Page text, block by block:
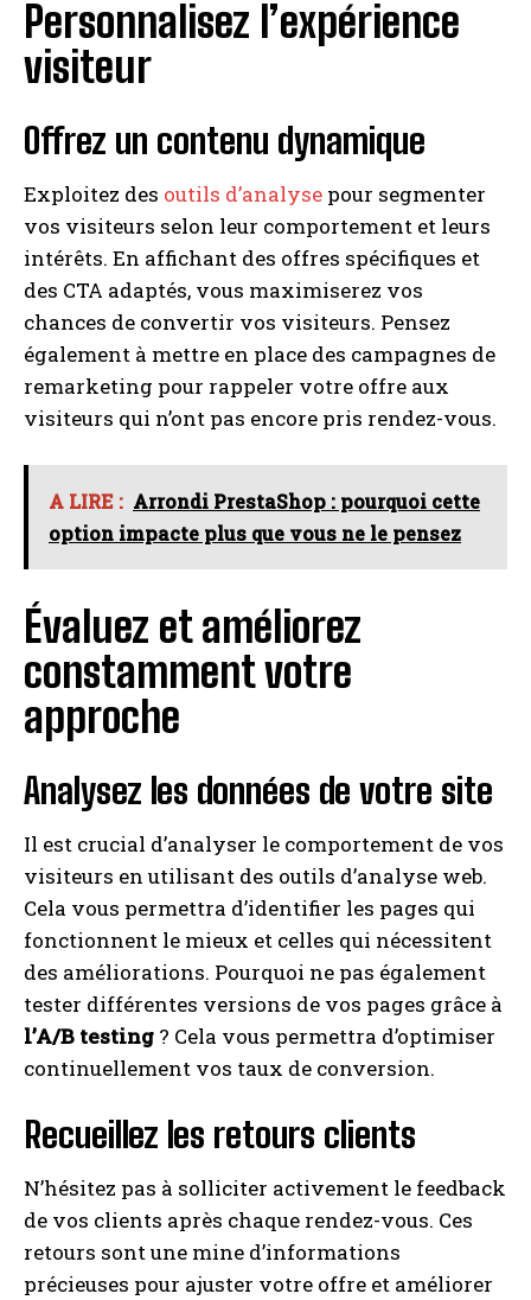
Personnalisez l’expérience
visiteur
Offrez un contenu dynamique
Exploitez des outils d’analyse pour segmenter
vos visiteurs selon leur comportement et leurs
intérêts. En affichant des offres spécifiques et
des CTA adaptés, vous maximiserez vos
chances de convertir vos visiteurs. Pensez
également à mettre en place des campagnes de
remarketing pour rappeler votre offre aux
visiteurs qui n’ont pas encore pris rendez-vous.
A LIRE : Arrondi PrestaShop : pourquoi cette
option impacte plus que vous ne le pensez
Évaluez et améliorez
constamment votre
approche
Analysez les données de votre site
Il est crucial d’analyser le comportement de vos
visiteurs en utilisant des outils d’analyse web.
Cela vous permettra d’identifier les pages qui
fonctionnent le mieux et celles qui nécessitent
des améliorations. Pourquoi ne pas également
tester différentes versions de vos pages grâce à
l’A/B testing ? Cela vous permettra d’optimiser
continuellement vos taux de conversion.
Recueillez les retours clients
N’hésitez pas à solliciter activement le feedback
de vos clients après chaque rendez-vous. Ces
retours sont une mine d’informations
précieuses pour ajuster votre offre et améliorer